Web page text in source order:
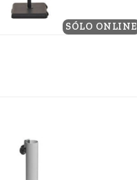
SÓLO ONLINE